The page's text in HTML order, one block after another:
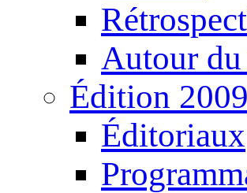
Autour
Édition 2009
Éditoriaux